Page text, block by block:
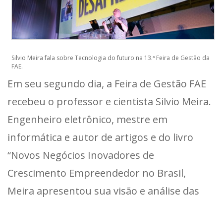
Silvio Meira fala sobre Tecnologia do futuro na 13.ª Feira de Gestão da
FAE.
Em seu segundo dia, a Feira de Gestão FAE
recebeu o professor e cientista Silvio Meira.
Engenheiro eletrônico, mestre em
informática e autor de artigos e do livro
“Novos Negócios Inovadores de
Crescimento Empreendedor no Brasil,
Meira apresentou sua visão e análise das